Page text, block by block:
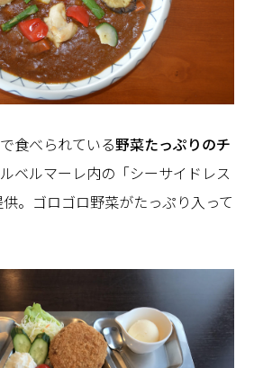
で食べられている野菜たっぷりのチ
ベルマーレ内の「シーサイドレス
。ゴロゴロ野菜がたっぷり入って